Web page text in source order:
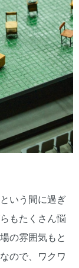
いう間に過ぎ
もたくさん悩
の雰囲気もと
ので、ワクワ